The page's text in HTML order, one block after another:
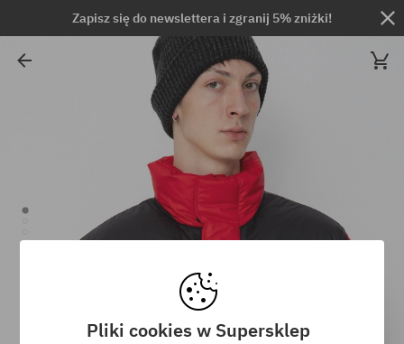
Zapisz się do newslettera i zgranij 5% zniżki!
Pliki cookies w Supersklep